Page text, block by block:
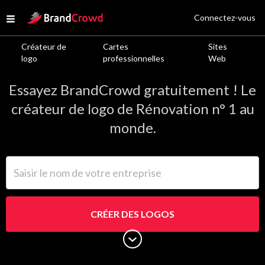
Open menu
Site Logo
Créateur de
logo
Cartes
professionnelles
Sites
Web
Connectez-vous
Logos de Rénovation
Essayez BrandCrowd gratuitement ! Le
créateur de logo de Rénovation n° 1 au
monde.
CRÉER DES LOGOS